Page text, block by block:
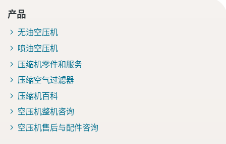
产品
无油空压机
喷油空压机
压缩机零件和服务
压缩空气过滤器
压缩机百科
空压机整机咨询
空压机售后与配件咨询